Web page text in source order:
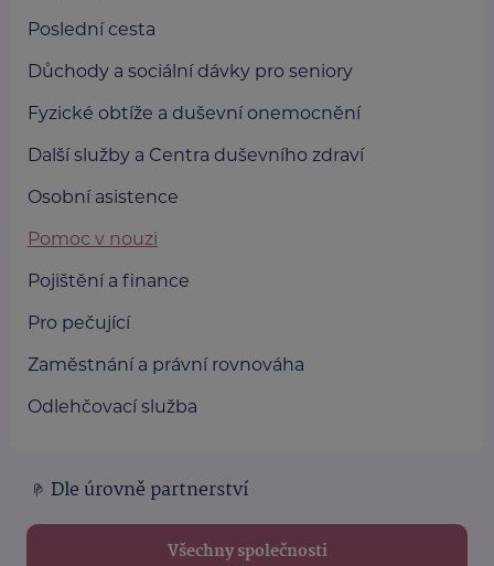
Poslední cesta
Důchody a sociální dávky pro seniory
Fyzické obtíže a duševní onemocnění
Další služby a Centra duševního zdraví
Osobní asistence
Pomoc v nouzi
Pojištění a finance
Pro pečující
Zaměstnání a právní rovnováha
Odlehčovací služba
Dle úrovně partnerství
Všechny společnosti